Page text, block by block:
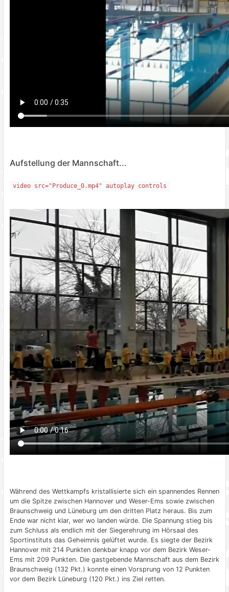
Aufstellung der Mannschaft...
video src="Produce_0.mp4" autoplay controls
Während des Wettkampfs kristallisierte sich ein spannendes Rennen
um die Spitze zwischen Hannover und Weser-Ems sowie zwischen
Braunschweig und Lüneburg um den dritten Platz heraus. Bis zum
Ende war nicht klar, wer wo landen würde. Die Spannung stieg bis
zum Schluss als endlich mit der Siegerehrung im Hörsaal des
Sportinstituts das Geheimnis gelüftet wurde. Es siegte der Bezirk
Hannover mit 214 Punkten denkbar knapp vor dem Bezirk Weser-
Ems mit 209 Punkten. Die gastgebende Mannschaft aus dem Bezirk
Braunschweig (132 Pkt.) konnte einen Vorsprung von 12 Punkten
vor dem Bezirk Lüneburg (120 Pkt.) ins Ziel retten.